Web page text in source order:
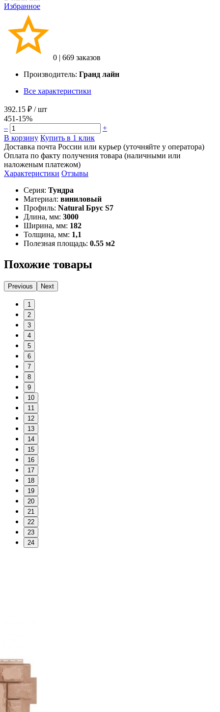
Избранное
0 | 669 заказов
Производитель: Гранд лайн
Все характеристики
392.15 ₽ / шт
451-15%
–
+
В корзину Купить в 1 клик
Доставка почта России или курьер (уточняйте у оператора)
Оплата по факту получения товара (наличными или
наложеным платежом)
Характеристики Отзывы
Серия: Тундра
Материал: виниловый
Профиль: Natural Брус S7
Длина, мм: 3000
Ширина, мм: 182
Толщина, мм: 1,1
Полезная площадь: 0.55 м2
Похожие товары
Previous Next
1
2
3
4
5
6
7
8
9
10
11
12
13
14
15
16
17
18
19
20
21
22
23
24